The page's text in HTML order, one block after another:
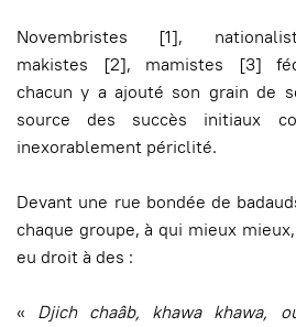
Novembristes [1],
makistes [2], mamistes [3]
chacun y a ajouté son grain de
source des succès initiaux
inexorablement périclité.
Devant une rue bondée de
chaque groupe, à qui mieux
eu droit à des :
« Djich chaâb, khawa khawa,